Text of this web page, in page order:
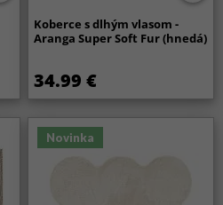
Koberce s dlhým vlasom -
Aranga Super Soft Fur (hnedá)
34.99 €
Novinka